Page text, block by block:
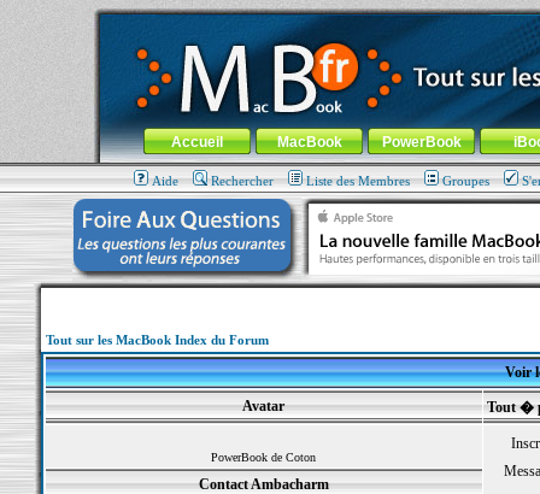
MacBook-fr.com : 100% Apple... 100% nomade !
Aller au contenu-Aller au menu général-Aller au menu de
Menu général
Accueil MacBook PowerBook
Aide Rechercher Liste des Membres Groupes
Tout sur les MacBook Index du Forum
Voir
Avatar
Tout �
PowerBook de Coton
Contact Ambacharm